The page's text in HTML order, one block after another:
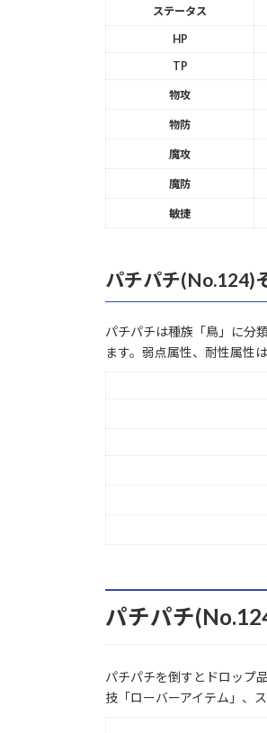
ステータス
HP
TP
物攻
物防
魔攻
魔防
敏捷
パチパチ(No.124)
パチパチは種族「鳥」に分
ます。弱点属性、耐性属性
パチパチ
パチパチを倒すとドロップ
技「ローバーアイテム」、